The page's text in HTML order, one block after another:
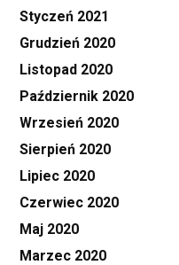
Styczeń 2021
Grudzień 2020
Listopad 2020
Październik 2020
Wrzesień 2020
Sierpień 2020
Lipiec 2020
Czerwiec 2020
Maj 2020
Marzec 2020